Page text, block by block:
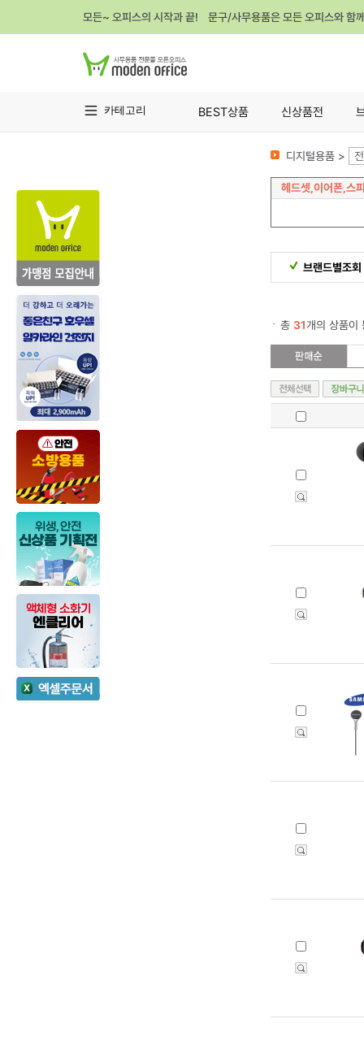
모든~ 오피스의 시작과 끝! 문구/사무용품은 모든 오피스와 함
카테고리 BEST상품 신상품전
디지털용품 >
헤드셋,이어폰,스
브랜드별조회
총 31개의 상품이